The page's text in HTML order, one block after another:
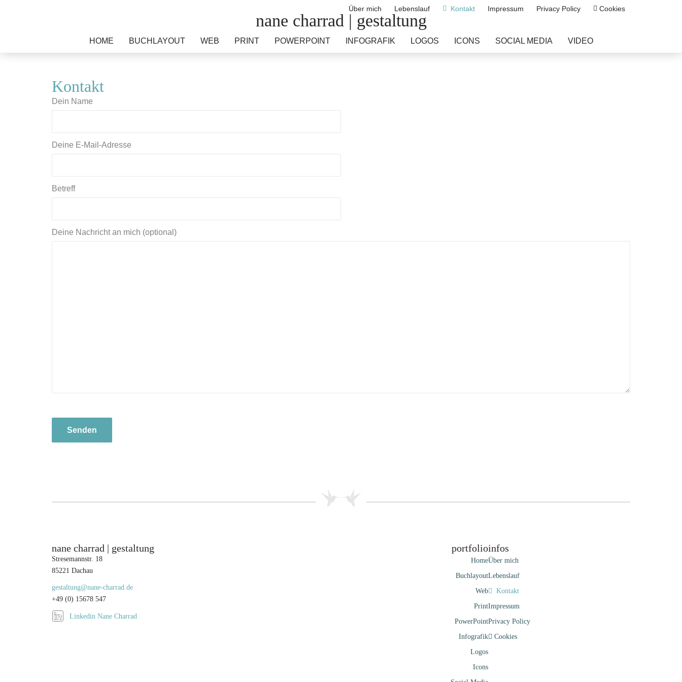
springen
Über mich Lebenslauf Kontakt Impressum Privacy Policy Cookies
nane charrad | gestaltung
HOME BUCHLAYOUT WEB PRINT POWERPOINT INFOGRAFIK LOGOS ICONS SOCIAL MEDIA VIDEO
Kontakt
Dein Name
Deine E-Mail-Adresse
Betreff
Deine Nachricht an mich (optional)
nane charrad | gestaltung
Stresemannstr. 18
85221 Dachau
gestaltung@nane-charrad.de
+49 (0) 15678 547
Linkedin Nane Charrad
portfolio
Home
Buchlayout
Web
Print
PowerPoint
Infografik
Logos
Icons
infos
Über mich
Lebenslauf
Kontakt
Impressum
Privacy Policy
Cookies